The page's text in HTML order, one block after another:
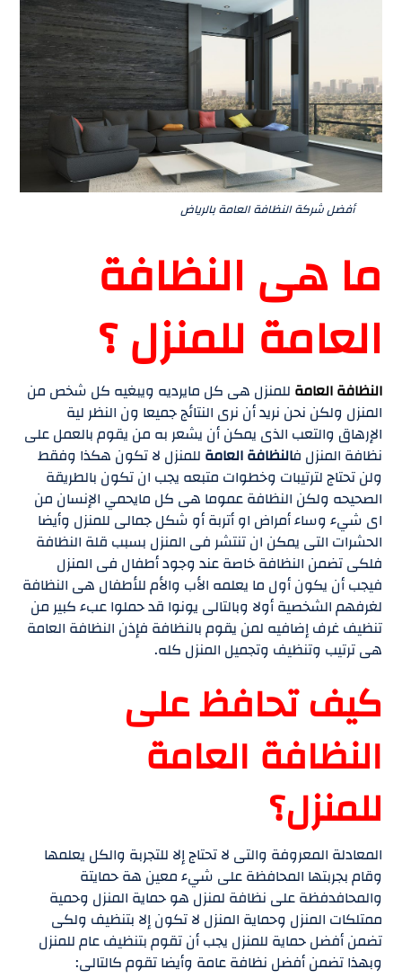
أفضل شركة النظافة العامة بالرياض
ما هى النظافة
العامة للمنزل ؟
النظافة العامة للمنزل هى كل مايرديه ويبغيه كل شخص من
المنزل ولكن نحن نريد أن نرى النتائج جميعا ون النظر لية
الإرهاق والتعب الذى يمكن أن يشعر به من يقوم بالعمل على
نظافة المنزل فالنظافة العامة للمنزل لا تكون هكذا وفقط
ولن تحتاج لترتيبات وخطوات متبعه يجب ان تكون بالطريقة
الصحيحه ولكن النظافة عموما هى كل مايحمي الإنسان من
اى شيء وساء أمراض او أتربة أو شكل جمالى للمنزل وأيضا
الحشرات التى يمكن ان تنتشر فى المنزل بسبب قلة النظافة
فلكى تضمن النظافة خاصة عند وجود أطفال فى المنزل
فيجب أن يكون أول ما يعلمه الأب والأم للأطفال هى النظافة
لغرفهم الشخصية أولا وبالتالى يونوا قد حملوا عبء كبير من
تنظيف غرف إضافيه لمن يقوم بالنظافة فإذن النظافة العامة
هى ترتيب وتنظيف وتجميل المنزل كله.
كيف تحافظ على
النظافة العامة
للمنزل؟
المعادلة المعروفة والتى لا تحتاج إلا للتجربة والكل يعلمها
وقام بجربتها المحافظة على شيء معين هة حمايتة
والمحافدفظة على نظافة لمنزل هو حماية المنزل وحمية
ممتلكات المنزل وحماية المنزل لا تكون إلا بتنظيف ولكى
تضمن أفضل حماية للمنزل يجب أن تقوم بتنظيف عام للمنزل
وبهذا تضمن أفضل نظافة عامة وأيضا تقوم كالتالى: